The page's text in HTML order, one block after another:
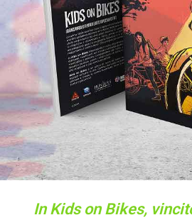
In Kids on Bikes,